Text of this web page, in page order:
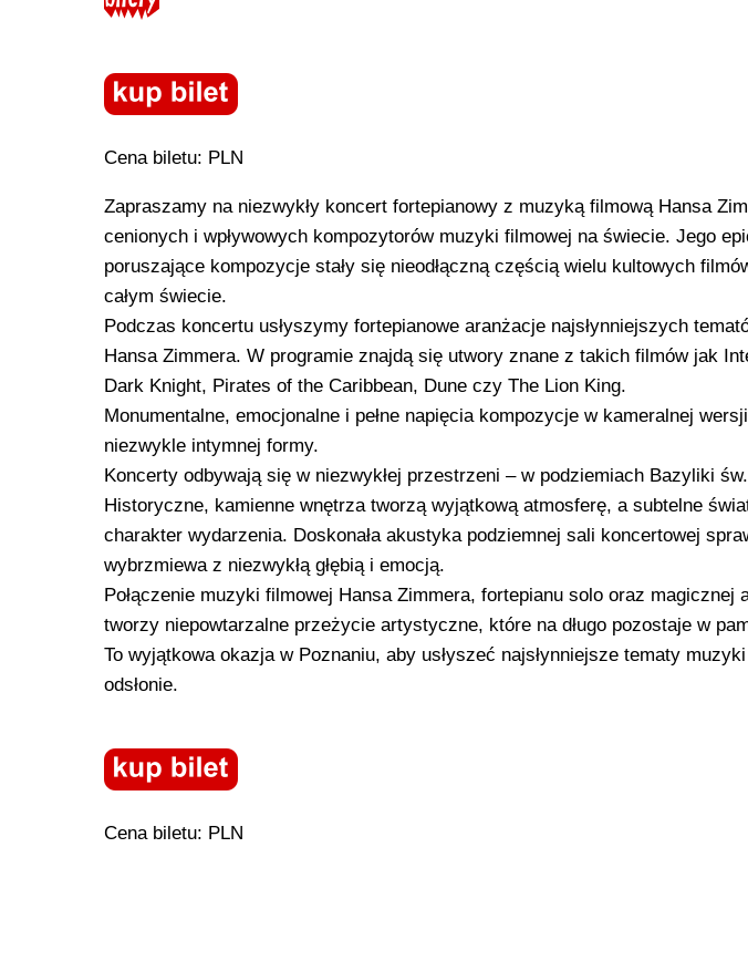
Cena biletu: PLN
Zapraszamy na niezwykły koncert fortepianowy z muzyką filmową Hansa
cenionych i wpływowych kompozytorów muzyki filmowej na świecie. Jego
poruszające kompozycje stały się nieodłączną częścią wielu kultowych
całym świecie.
Podczas koncertu usłyszymy fortepianowe aranżacje najsłynniejszych
Hansa Zimmera. W programie znajdą się utwory znane z takich filmów jak
Dark Knight, Pirates of the Caribbean, Dune czy The Lion King.
Monumentalne, emocjonalne i pełne napięcia kompozycje w kameralnej
niezwykle intymnej formy.
Koncerty odbywają się w niezwykłej przestrzeni – w podziemiach Bazyliki
Historyczne, kamienne wnętrza tworzą wyjątkową atmosferę, a subtelne
charakter wydarzenia. Doskonała akustyka podziemnej sali koncertowej
wybrzmiewa z niezwykłą głębią i emocją.
Połączenie muzyki filmowej Hansa Zimmera, fortepianu solo oraz
tworzy niepowtarzalne przeżycie artystyczne, które na długo pozostaje w
To wyjątkowa okazja w Poznaniu, aby usłyszeć najsłynniejsze tematy
odsłonie.
Cena biletu: PLN